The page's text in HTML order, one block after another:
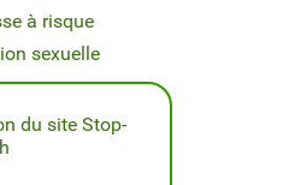
à risque
sexuelle
du site Stop-